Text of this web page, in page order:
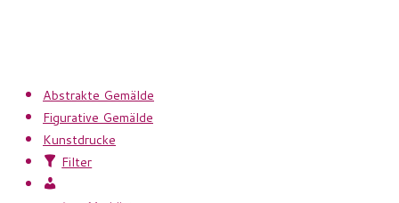
Abstrakte Gemälde
Figurative Gemälde
Kunstdrucke
Filter